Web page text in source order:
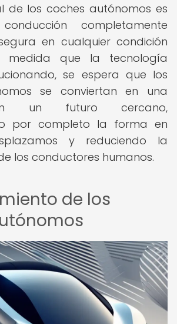
de los coches autónomos es
completamente
en cualquier condición
medida que la tecnología
se espera que los
se conviertan en una
un futuro cercano,
por completo la forma en
y reduciendo la
los conductores humanos.
de los